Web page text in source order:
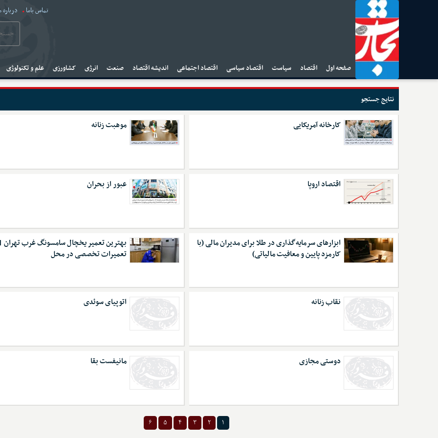
تماس باما درباره
صفحه اول اقتصاد سیاست اقتصاد سیاسی اقتصاد اجتماعی اندیشه اقتصاد صنعت انرژی کشاورزی علم و تکنولوژی
نتایج جستجو
کارخانه آمریکایی موهبت زنانه
اقتصاد اروپا عبور از بحران
ابزارهای سرمایه‌گذاری در طلا برای مدیران مالی (با
کارمزد پایین و معافیت مالیاتی)
بهترین تعمیر یخچال سامسونگ غرب
تعمیرات تخصصی در محل
نقاب زنانه اتوپیای سوئدی
دوستی مجازی مانیفست بقا
۱ ۲ ۳ ۴ ۵ ۶